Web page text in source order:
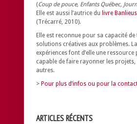
(Coup de pouce, Enfants Québec,
Elle est aussi l’autrice du livre
(Trécarré, 2010).
Elle est reconnue pour sa capacité
solutions créatives aux problèmes.
expériences font d’elle une ressource
capable de faire rayonner les
autres.
> Pour plus d’infos ou pour la
ARTICLES RÉCENTS